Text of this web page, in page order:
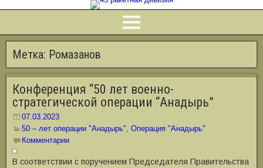
Метка: Ромазанов
Конференция “50 лет военно-
стратегической операции “Анадырь”
07.03.2023
50 – лет операции "Анадырь", Операция "Анадырь"
Комментарии
В соответствии с поручением Председателя Правительства